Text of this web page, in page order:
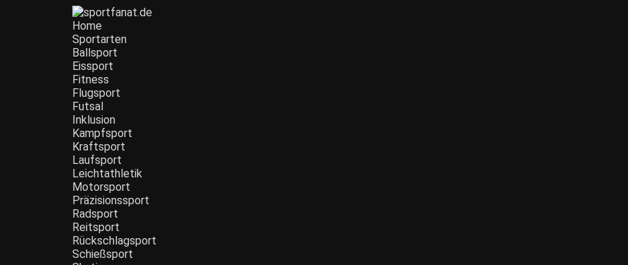
Home
Sportarten
Ballsport
Eissport
Fitness
Flugsport
Futsal
Inklusion
Kampfsport
Kraftsport
Laufsport
Leichtathletik
Motorsport
Präzisionssport
Radsport
Reitsport
Rückschlagsport
Schießsport